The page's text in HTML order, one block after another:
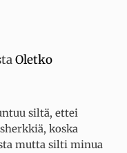
Oletko
siltä, ettei
koska
mutta silti minua